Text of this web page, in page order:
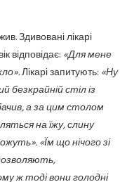
Здивовані лікарі
відповідає: «Для мене
Лікарі запитують: «Ну
безкрайній стіл із
а за цим столом
на їжу, слину
«Їм що нічого зі
ж тоді вони голодні